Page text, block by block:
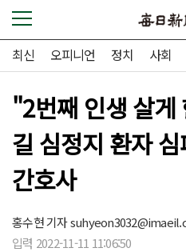
최신 오피니언 정치 사회
"2번째 인생 살
길 심정지 환자
간호사
홍수현 기자
입력 2022-11-11 11:06:50